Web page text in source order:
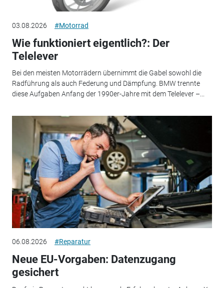
03.08.2026 #Motorrad
Wie funktioniert eigentlich?: Der
Telelever
Bei den meisten Motorrädern übernimmt die Gabel sowohl die
Radführung als auch Federung und Dämpfung. BMW trennte
diese Aufgaben Anfang der 1990er-Jahre mit dem Telelever –...
06.08.2026 #Reparatur
Neue EU-Vorgaben: Datenzugang
gesichert